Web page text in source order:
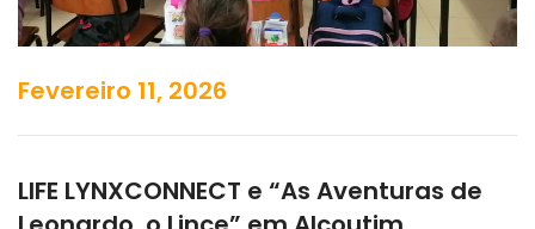
Fevereiro 11, 2026
LIFE LYNXCONNECT e “As Aventuras de